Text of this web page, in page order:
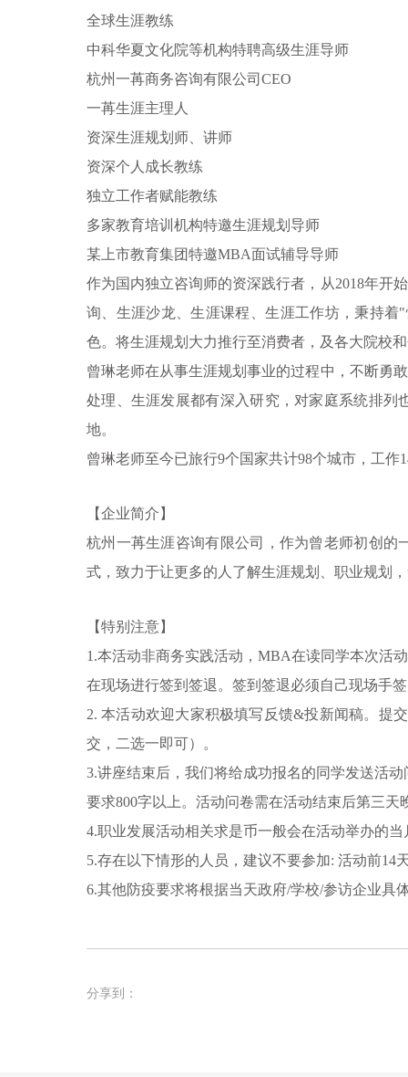
全球生涯教练
中科华夏文化院等机构特聘高级生涯导师
杭州一苒商务咨询有限公司CEO
一苒生涯主理人
资深生涯规划师、讲师
资深个人成长教练
独立工作者赋能教练
多家教育培训机构特邀生涯规划导师
某上市教育集团特邀MBA面试辅导导师
作为国内独立咨询师的资深践行者，从2018年开
询、生涯沙龙、生涯课程、生涯工作坊，秉持
色。将生涯规划大力推行至消费者，及各大院校
曾琳老师在从事生涯规划事业的过程中，不断勇
处理、生涯发展都有深入研究，对家庭系统排
地。
曾琳老师至今已旅行9个国家共计98个城市，工
【企业简介】
杭州一苒生涯咨询有限公司，作为曾老师初创
式，致力于让更多的人了解生涯规划、职业规划
【特别注意】
1.本活动非商务实践活动，MBA在读同学本次活
在现场进行签到签退。签到签退必须自己现场手
2. 本活动欢迎大家积极填写反馈&投新闻稿。提
交，二选一即可）。
3.讲座结束后，我们将给成功报名的同学发送活
要求800字以上。活动问卷需在活动结束后第三天
4.职业发展活动相关求是币一般会在活动举办的
5.存在以下情形的人员，建议不要参加: 活动前14
6.其他防疫要求将根据当天政府/学校/参访企业具
分享到：